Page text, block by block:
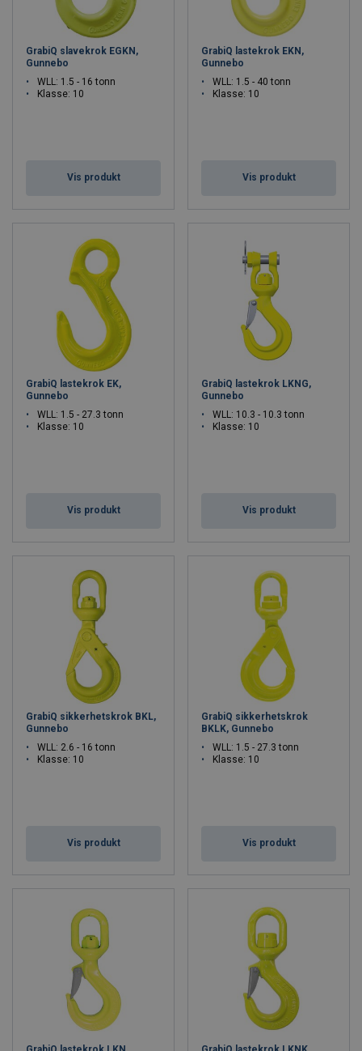
GrabiQ slavekrok EGKN,
Gunnebo
WLL: 1.5 - 16 tonn
Klasse: 10
Vis produkt
GrabiQ lastekrok EKN,
Gunnebo
WLL: 1.5 - 40 tonn
Klasse: 10
Vis produkt
GrabiQ lastekrok EK,
Gunnebo
WLL: 1.5 - 27.3 tonn
Klasse: 10
Vis produkt
GrabiQ lastekrok LKNG,
Gunnebo
WLL: 10.3 - 10.3 tonn
Klasse: 10
Vis produkt
GrabiQ sikkerhetskrok BKL,
Gunnebo
WLL: 2.6 - 16 tonn
Klasse: 10
Vis produkt
GrabiQ sikkerhetskrok
BKLK, Gunnebo
WLL: 1.5 - 27.3 tonn
Klasse: 10
Vis produkt